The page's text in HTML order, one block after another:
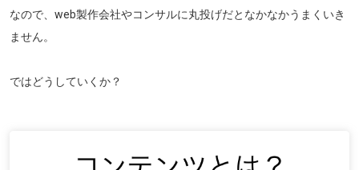
なので、web製作会社やコンサルに丸投げだとなかなかうまくいき
ません。
ではどうしていくか？